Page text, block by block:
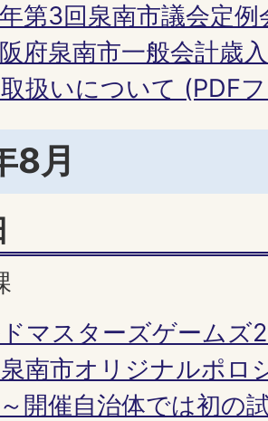
第3回泉南市議会定
府泉南市一般会計歳
扱いについて (PDF
8月
マスターズゲームズ
南市オリジナルポロ
開催自治体では初の